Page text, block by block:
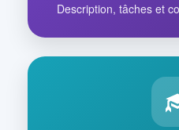
Description, tâches et